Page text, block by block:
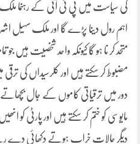
کی سیاست میں پی ٹی آئی کے رہنما
اہم رول دینا پڑے گا اور ملک سہیل
متحد کر نا ہو گا کیونکہ واحد شخصیت ہیں جو
مضبوط کر سکتے ہیں اور کلرسیداں کی
دور میں ترقیاتی کاموں کے جال
مایوسی کو ختم کر سکتے ہیں اور پارٹی کو